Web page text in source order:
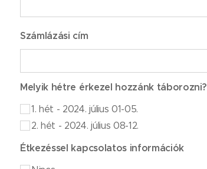
Számlázási cím
Melyik hétre érkezel hozzánk táborozni?
1. hét - 2024. július 01-05.
2. hét - 2024. július 08-12.
Étkezéssel kapcsolatos információk